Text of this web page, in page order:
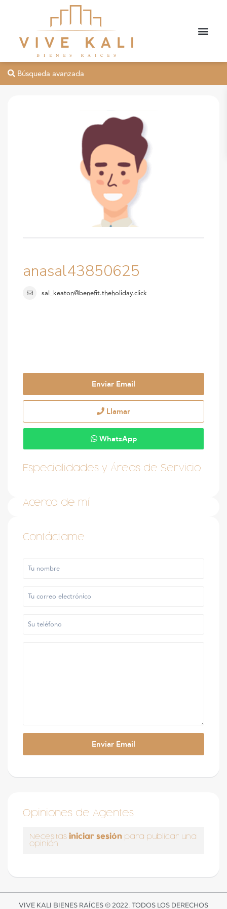
Búsqueda avanzada
anasal43850625
sal_keaton@benefit.theholiday.click
Enviar Email
Llamar
WhatsApp
Especialidades y Áreas de Servicio
Acerca de mí
Contáctame
Opiniones de Agentes
Necesitas iniciar sesión para publicar una
opinión
VIVE KALI BIENES RAÍCES © 2022. TODOS LOS DERECHOS